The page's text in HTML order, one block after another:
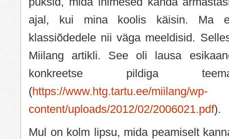
ajal, kui mina koolis käisin. Ma
klassiõdedele nii väga meeldisid.
Miilang artikli. See oli lausa
konkreetse pildiga
(https://www.htg.tartu.ee/miilang/wp-
content/uploads/2012/02/2006021.pdf).
Mul on kolm lipsu, mida peamiselt